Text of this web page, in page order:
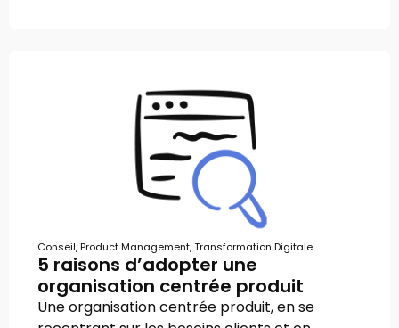
Conseil, Product Management,Transformation Digitale
5 raisons d’adopter une
organisation centrée produit
Une organisation centrée produit, en se